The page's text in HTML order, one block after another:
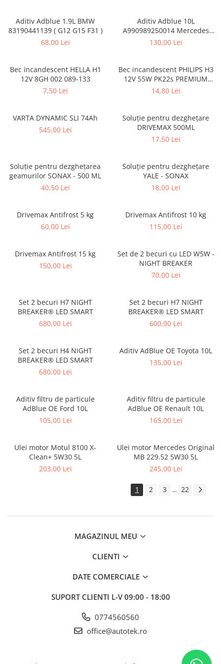
74 Ah
DOT 5.1
Aditiv Adblue 1.9L BMW
83190441139 ( G12 G15 F31 )
68,00 Lei
Aditiv Adblue 10L
A990989250014 Mercedes
Benz CAMION
130,00 Lei
Bec incandescent HELLA H1
12V 8GH 002 089-133
7,50 Lei
Bec incandescent PHILIPS H3
12V 55W PK22s PREMIUM
12336 PRC1
14,80 Lei
VARTA DYNAMIC SLI 74Ah
545,00 Lei
Soluție pentru dezghețare
DRIVEMAX 500ML
17,50 Lei
Soluție pentru dezghețarea
geamurilor SONAX - 500 ML
40,50 Lei
Soluție pentru dezghețare
YALE - SONAX
18,00 Lei
Drivemax Antifrost 5 kg
60,00 Lei
Drivemax Antifrost 10 kg
115,00 Lei
Drivemax Antifrost 15 kg
150,00 Lei
Set de 2 becuri cu LED W5W -
NIGHT BREAKER
70,00 Lei
Set 2 becuri H7 NIGHT
BREAKER® LED SMART
680,00 Lei
Set 2 becuri H7 NIGHT
BREAKER® LED SMART
600,00 Lei
Set 2 becuri H4 NIGHT
BREAKER® LED SMART
680,00 Lei
Aditiv AdBlue OE Toyota 10L
135,00 Lei
Aditiv filtru de particule
AdBlue OE Ford 10L
105,00 Lei
Aditiv filtru de particule
AdBlue OE Renault 10L
165,00 Lei
Ulei motor Motul 8100 X-
Clean+ 5W30 5L
203,00 Lei
Ulei motor Mercedes Original
MB 229.52 5W30 5L
245,00 Lei
1 2 3 ... 22
MAGAZINUL MEU
CLIENTI
DATE COMERCIALE
SUPORT CLIENTI L-V 09:00 - 18:00
0774560560
office@autotek.ro